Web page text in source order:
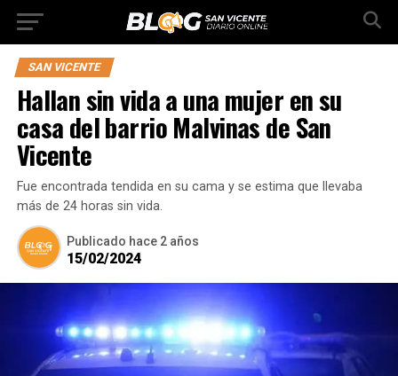
SAN VICENTE
Hallan sin vida a una mujer en su
casa del barrio Malvinas de San
Vicente
Fue encontrada tendida en su cama y se estima que llevaba
más de 24 horas sin vida.
Publicado hace 2 años
15/02/2024